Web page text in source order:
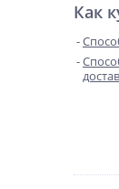
Как